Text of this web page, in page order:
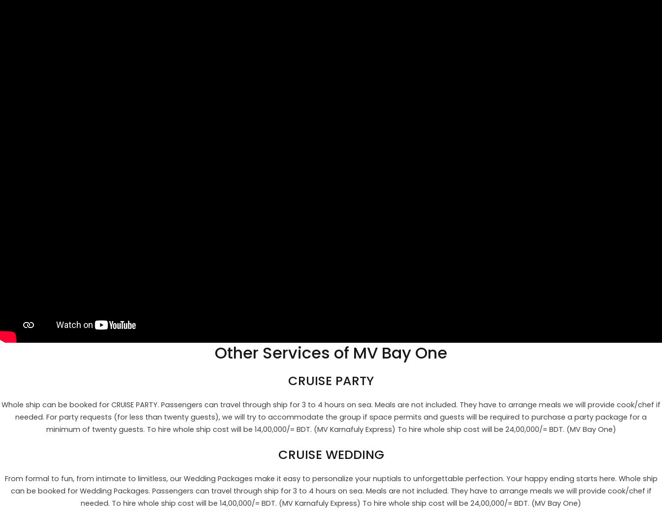
Other Services of MV Bay One
CRUISE PARTY
Whole ship can be booked for CRUISE PARTY. Passengers can travel through ship for 3 to 4 hours on sea. Meals are not included. They have to arrange meals we will provide cook/chef if
needed. For party requests (for less than twenty guests), we will try to accommodate the group if space permits and guests will be required to purchase a party package for a
minimum of twenty guests. To hire whole ship cost will be 14,00,000/= BDT. (MV Karnafuly Express) To hire whole ship cost will be 24,00,000/= BDT. (MV Bay One)
CRUISE WEDDING
From formal to fun, from intimate to limitless, our Wedding Packages make it easy to personalize your nuptials to unforgettable perfection. Your happy ending starts here. Whole ship
can be booked for Wedding Packages. Passengers can travel through ship for 3 to 4 hours on sea. Meals are not included. They have to arrange meals we will provide cook/chef if
needed. To hire whole ship cost will be 14,00,000/= BDT. (MV Karnafuly Express) To hire whole ship cost will be 24,00,000/= BDT. (MV Bay One)